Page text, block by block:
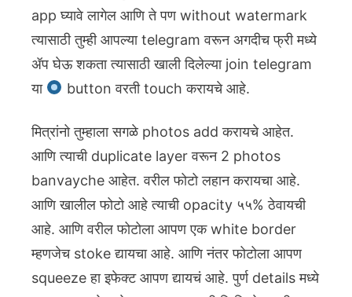
app घ्यावे लागेल आणि ते पण without watermark
त्यासाठी तुम्ही आपल्या telegram वरून अगदीच फ्री मध्ये
ॲप घेऊ शकता त्यासाठी खाली दिलेल्या join telegram
या
button वरती touch करायचे आहे.
मित्रांनो तुम्हाला सगळे photos add करायचे आहेत.
आणि त्याची duplicate layer वरून 2 photos
banvayche आहेत. वरील फोटो लहान करायचा आहे.
आणि खालील फोटो आहे त्याची opacity ५५% ठेवायची
आहे. आणि वरील फोटोला आपण एक white border
म्हणजेच stoke द्यायचा आहे. आणि नंतर फोटोला आपण
squeeze हा इफेक्ट आपण द्यायचं आहे. पुर्ण details मध्ये